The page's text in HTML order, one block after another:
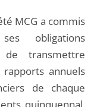
MCG a commis
obligations
de transmettre
annuels
de chaque